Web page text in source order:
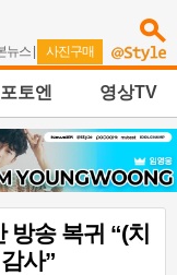
뉴스 | 사진구매
포토엔 영상TV
방송 복귀 “(치
사”